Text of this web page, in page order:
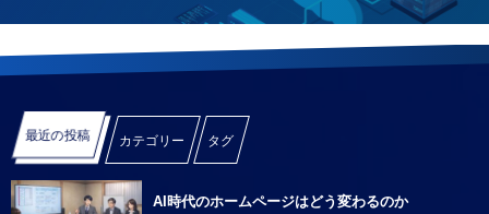
最近の投稿 カテゴリー タグ
AI時代のホームページはどう変わるのか